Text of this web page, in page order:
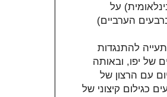
על
הערביים)
להתנגדות
של יפו, ובאותה
עם הרצון של
כגילום קיצוני של